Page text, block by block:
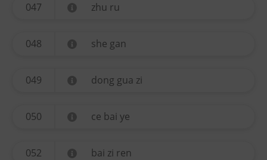
047 zhu ru
048 she gan
049 dong gua zi
050 ce bai ye
052 bai zi ren